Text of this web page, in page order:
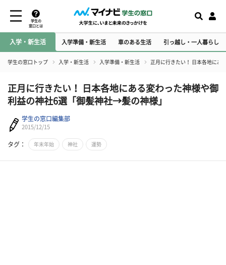
学生の
窓口とは
入学・新生活 入学準備・新生活 車のある生活 引っ越し・一人暮らし
学生の窓口トップ 入学・新生活 入学準備・新生活 正月に行きたい！ 日本各地にあ
正月に行きたい！ 日本各地にある変わった神様や御
利益の神社6選「御髪神社→髪の神様」
学生の窓口編集部
2015/12/15
タグ： 年末年始 神社 運勢